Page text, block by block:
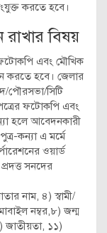
করতে হবে।
রাখার বিষয়
এবং মৌখিক
করতে হবে। জেলার
পৌরসভা/সিটি
ফটোকপি এবং
হলে আবেদনকারী
কন্যা এ মর্মে
ওয়ার্ড
সনদের
নাম, ৪) স্বামী/
নম্বর,৮) জন্ম
জাতীয়তা, ১১)